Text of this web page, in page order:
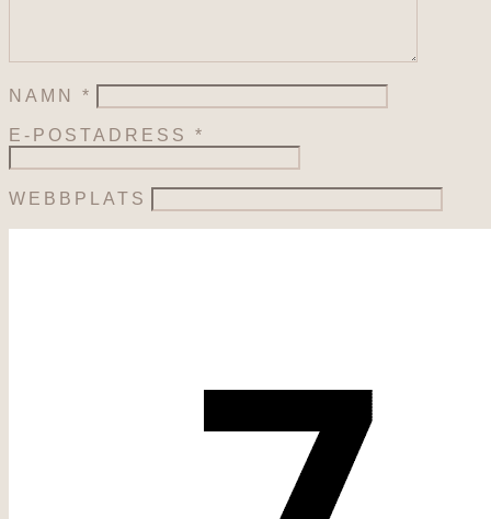
NAMN *
E-POSTADRESS *
WEBBPLATS